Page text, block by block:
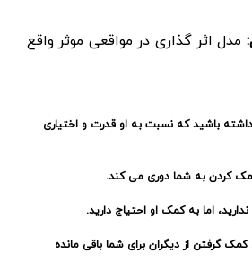
مدل اثر گذاری در مواقعی موثر واقع
باشید که نسبت به او قدرت و اختیاری
کردن به شما دوری می کند.
اما به کمک او احتیاج دارید.
گرفتن از دیگران برای شما باقی مانده